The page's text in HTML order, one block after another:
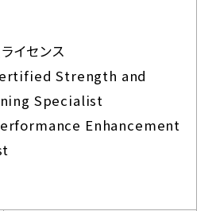
イセンス
Strength and
Specialist
Enhancement